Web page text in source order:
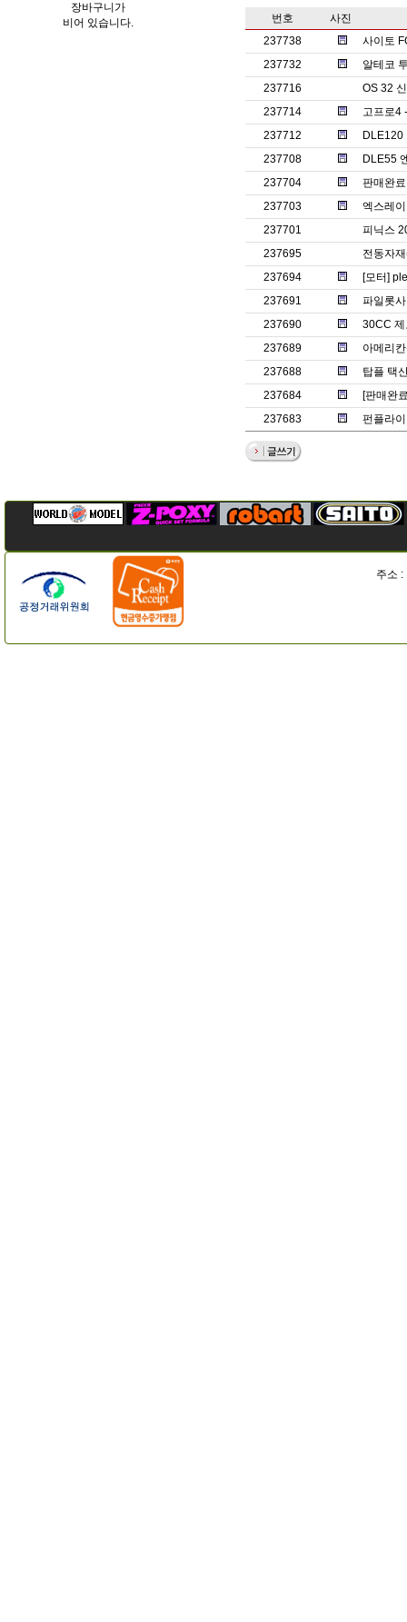
장바구니가
비어 있습니다.
번호
사진
237738
사이토
237732
알테코
237716
OS 32
237714
고프로4
237712
DLE120
237708
DLE55
237704
판매완
237703
엑스레
237701
피닉스
237695
전동자
237694
[모터]
237691
파일롯
237690
30CC
237689
아메리
237688
탑플 택
237684
[판매완
237683
펀플라
주소